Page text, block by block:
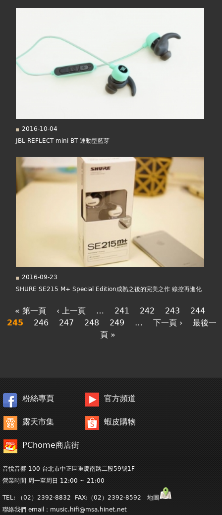
2016-10-04
JBL REFLECT mini BT 運動型藍芽
2016-09-23
SHURE SE215 M+ Special Edition成熟之後的完美之作 線控再進化
« 第一頁 ‹ 上一頁 … 241 242 243
244
245
246 247 248 249 … 下一頁 ›
最後一
頁 »
粉絲專頁 官方頻道
露天市集 蝦皮購物
PChome商店街
音悅音響 100 台北市中正區重慶南路二段59號1F
營業時間 周一至周日 12:00 ~ 21:00
TEL: （02）2392-8832 FAX:（02）2392-8592 地圖
聯絡我們 email： music.hifi@msa.hinet.net